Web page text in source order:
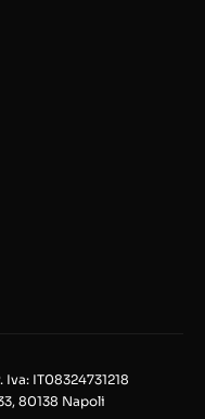
IT08324731218
80138 Napoli